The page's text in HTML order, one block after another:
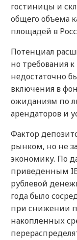
гостиницы и
общего объема
площадей в
Потенциал
но требования
недостаточно
включения в
ожиданиям по
арендаторов и
Фактор
рынком, но не
экономику. По
приведенным
рублевой
года было
при снижении
накопленных